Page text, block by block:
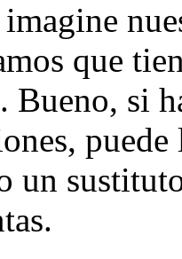
imagine
que
Bueno, si
un